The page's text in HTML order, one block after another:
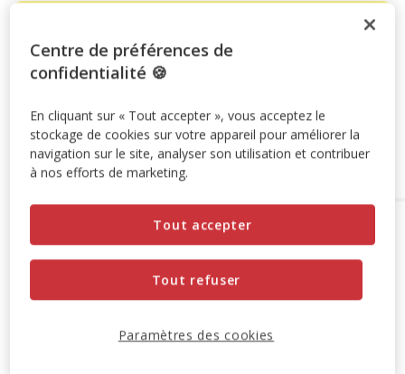
Animalis. Offre non cumulable aux autres promotions en
cours. Voir conditions
Ajouter au panier
Options de livraison
Retrait en magasin
Voir la disponibilité en magasin
Retrait dans 2hOFFERT
Centre de préférences de
confidentialité 🍪
En cliquant sur « Tout accepter », vous acceptez le
stockage de cookies sur votre appareil pour améliorer la
navigation sur le site, analyser son utilisation et contribuer
à nos efforts de marketing.
Tout refuser
Tout accepter
Paramètres des cookies